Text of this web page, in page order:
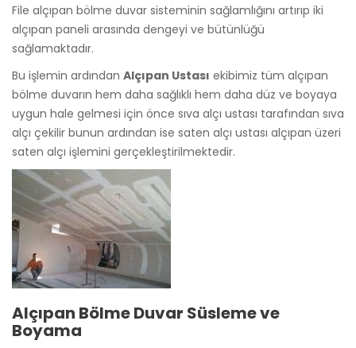
File alçıpan bölme duvar sisteminin sağlamlığını artırıp iki
alçıpan paneli arasında dengeyi ve bütünlüğü
sağlamaktadır.
Bu işlemin ardından Alçıpan Ustası ekibimiz tüm alçıpan
bölme duvarın hem daha sağlıklı hem daha düz ve boyaya
uygun hale gelmesi için önce sıva alçı ustası tarafından sıva
alçı çekilir bunun ardından ise saten alçı ustası alçıpan üzeri
saten alçı işlemini gerçekleştirilmektedir.
Alçıpan Bölme Duvar Süsleme ve
Boyama